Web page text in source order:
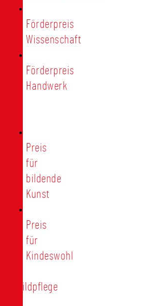
Förderpreis
Wissenschaft
Förderpreis
Handwerk
Preis
für
bildende
Kunst
Preis
für
Kindeswohl
Stadtbildpflege